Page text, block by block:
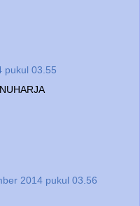
pukul 03.55
2014 pukul 03.56